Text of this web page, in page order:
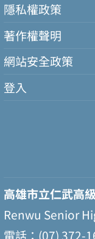
隱私權政策
著作權聲明
網站安全政策
登入
高雄市立仁武高
Renwu Senior
電話：(07) 372-